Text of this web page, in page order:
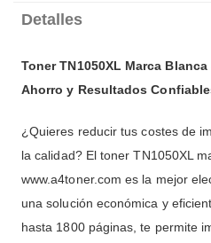
Detalles
Toner TN1050XL Marca
Ahorro y Resultados
¿Quieres reducir tus costes de
la calidad? El toner TN1050XL
www.a4toner.com es la mejor
una solución económica y
hasta 1800 páginas, te permite